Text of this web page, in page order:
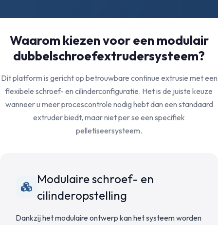
Waarom kiezen voor een modulair
dubbelschroefextrudersysteem?
Dit platform is gericht op betrouwbare continue extrusie met een
flexibele schroef- en cilinderconfiguratie. Het is de juiste keuze
wanneer u meer procescontrole nodig hebt dan een standaard
extruder biedt, maar niet per se een specifiek
pelletiseersysteem.
Modulaire schroef- en
cilinderopstelling
Dankzij het modulaire ontwerp kan het systeem worden